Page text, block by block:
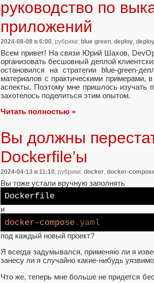
руководство по
приложений
2024-08-08 в 6:00, рубрики: blue green, deploy,
Всем привет! На связи Юрий Шахов,
организовать бесшовный деплой
остановился на стратегии blue-
материалов с практическими примерами,
аспекты. Поэтому мне пришлось изучать
захотелось поделиться этим опытом.
Читать полностью »
Вы должны
Dockerfile’ы
2024-04-13 в 11:10, рубрики: docker, docker-
Вы тоже устали вручную заполнять
Dockerfile
и
docker-compose .yaml
под каждый новый проект?
Я всегда задумывался, применяю ли я
занесу ли я случайно какие-нибудь
Что же, теперь мне больше не придется